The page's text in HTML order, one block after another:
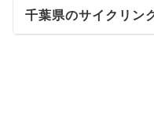
千葉県のサイクリン